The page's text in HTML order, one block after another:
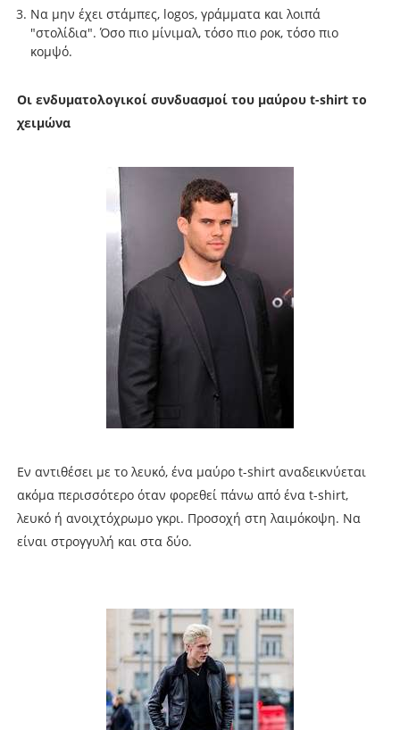
Να μην έχει στάμπες, logos, γράμματα και λοιπά
"στολίδια". Όσο πιο μίνιμαλ, τόσο πιο ροκ, τόσο πιο
κομψό.
Οι ενδυματολογικοί συνδυασμοί του μαύρου t-shirt το
χειμώνα
Εν αντιθέσει με το λευκό, ένα μαύρο t-shirt αναδεικνύεται
ακόμα περισσότερο όταν φορεθεί πάνω από ένα t-shirt,
λευκό ή ανοιχτόχρωμο γκρι. Προσοχή στη λαιμόκοψη. Να
είναι στρογγυλή και στα δύο.